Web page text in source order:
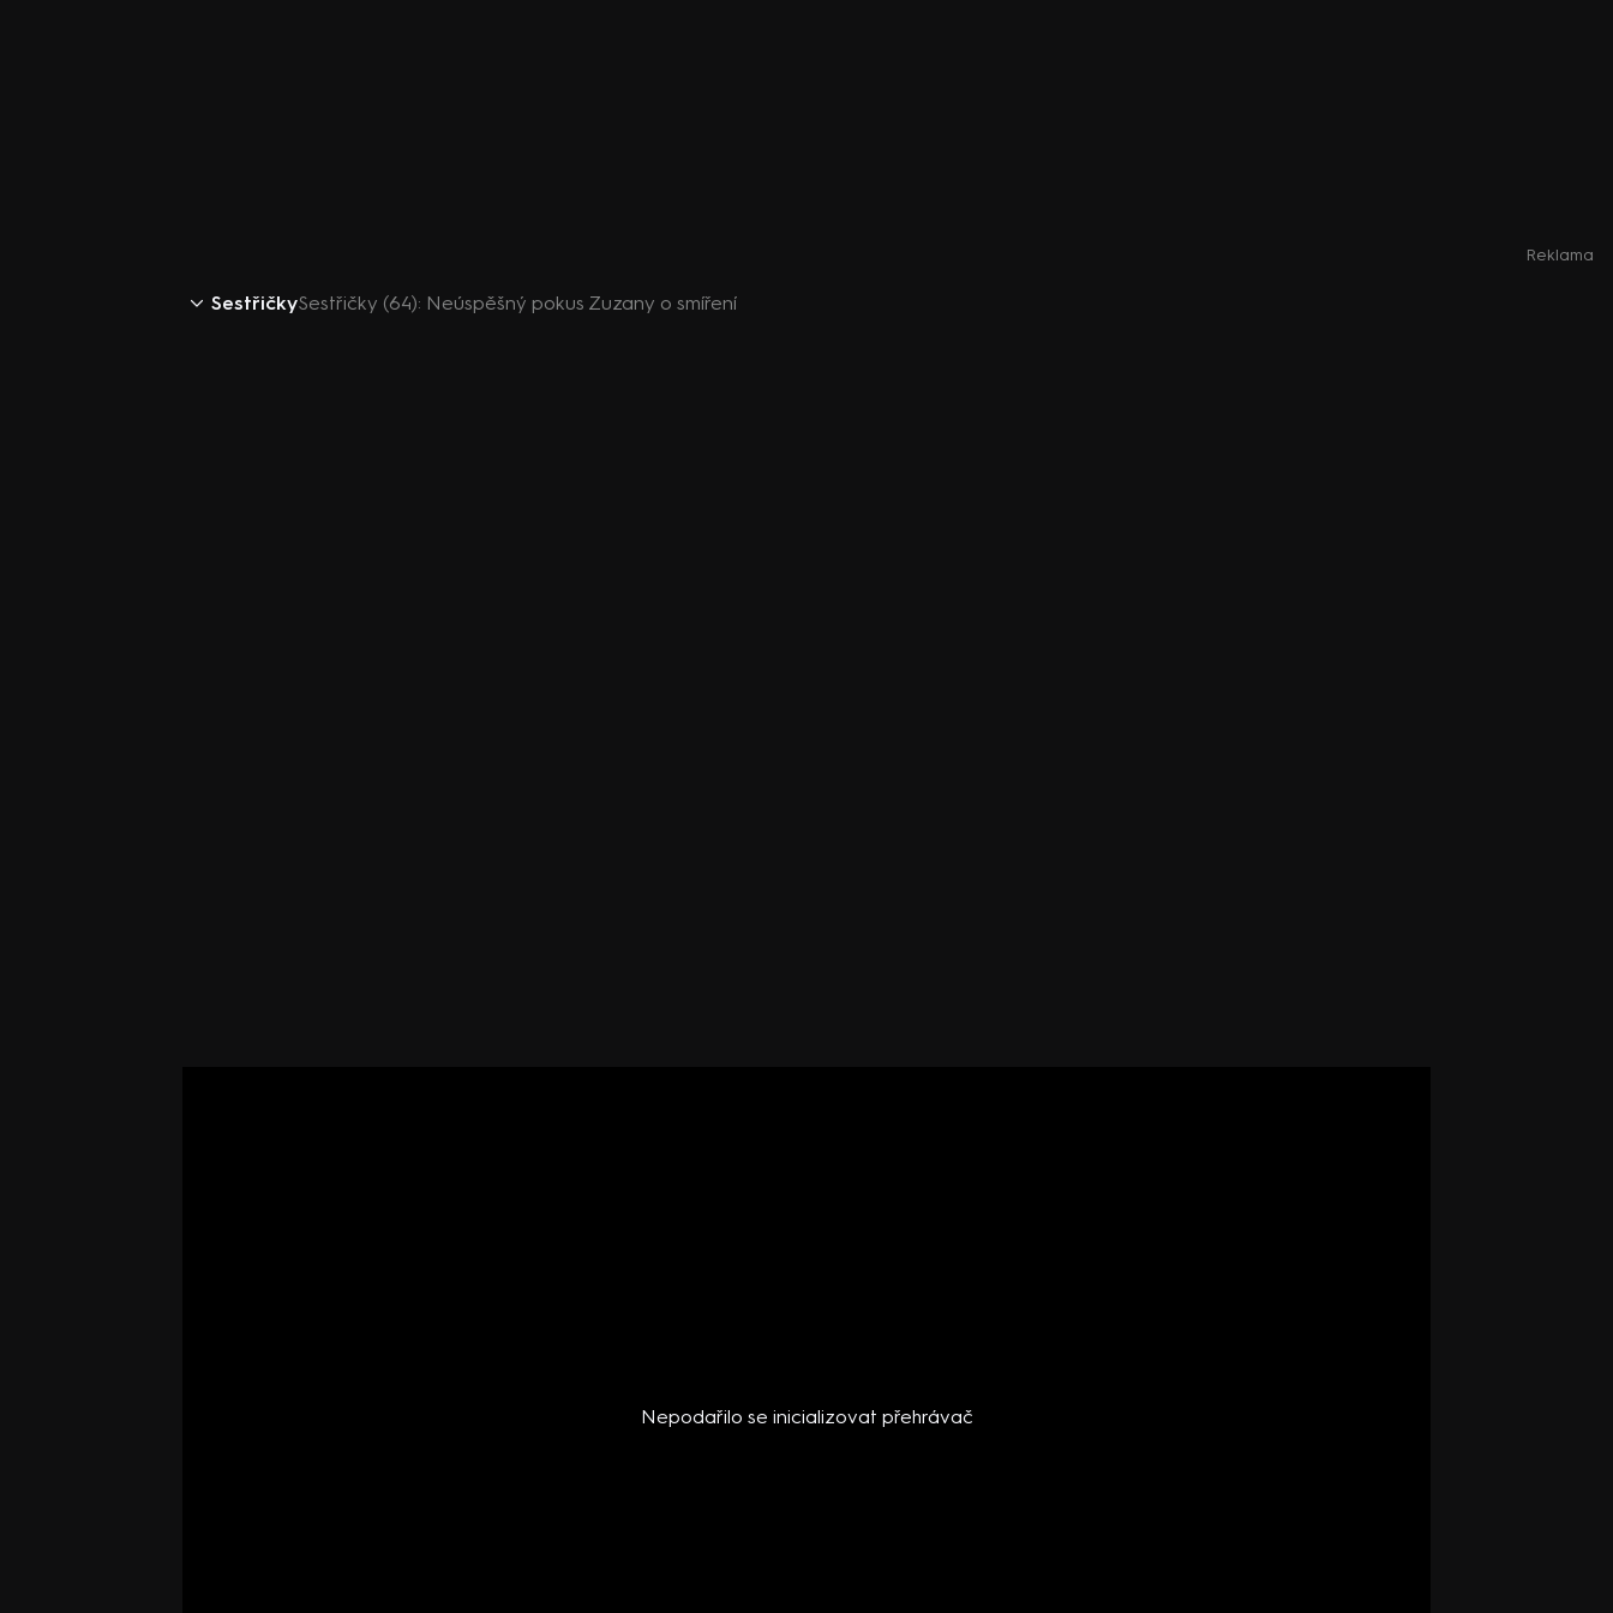
Reklama
SestřičkySestřičky (64): Neúspěšný pokus Zuzany o smíření
Nepodařilo se inicializovat přehrávač